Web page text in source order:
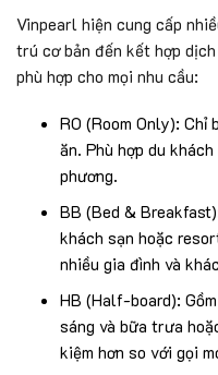
Vinpearl hiện cung cấp
trú cơ bản đến kết hợp
phù hợp cho mọi nhu cầu:
RO (Room Only): Chỉ
ăn. Phù hợp du
phương.
BB (Bed &
khách sạn hoặc
nhiều gia đình và
HB (Half-board):
sáng và bữa trưa
kiệm hơn so với gọi